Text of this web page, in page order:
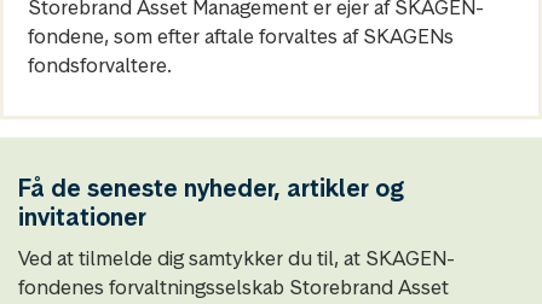
Storebrand Asset Management er ejer af SKAGEN-
fondene, som efter aftale forvaltes af SKAGENs
fondsforvaltere.
Få de seneste nyheder, artikler og
invitationer
Ved at tilmelde dig samtykker du til, at SKAGEN-
fondenes forvaltningsselskab Storebrand Asset